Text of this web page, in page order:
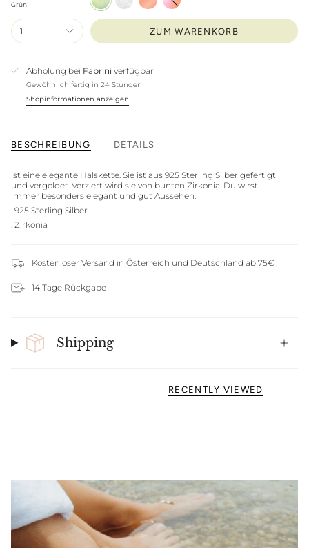
Grün
1 ZUM WARENKORB
Abholung bei Fabrini verfügbar
Gewöhnlich fertig in 24 Stunden
Shopinformationen anzeigen
BESCHREIBUNG DETAILS
ist eine elegante Halskette. Sie ist aus 925 Sterling Silber gefertigt
und vergoldet. Verziert wird sie von bunten Zirkonia. Du wirst
immer besonders elegant und gut Aussehen.
. 925 Sterling Silber
. Zirkonia
Kostenloser Versand in Österreich und Deutschland ab 75€
14 Tage Rückgabe
Shipping
RECENTLY VIEWED